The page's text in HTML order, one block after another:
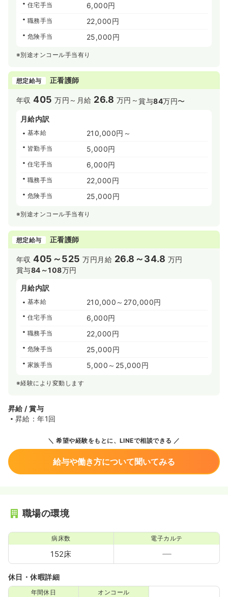
住宅手当 6,000円
職務手当 22,000円
危険手当 25,000円
※別途オンコール手当有り
想定給与 正看護師
年収405 万円～ 月給 26.8 万円～賞与84万円〜
月給内訳
基本給 210,000円～
皆勤手当 5,000円
住宅手当 6,000円
職務手当 22,000円
危険手当 25,000円
※別途オンコール手当有り
想定給与 正看護師
年収405～525 万円 月給 26.8～34.8 万円
賞与84～108万円
月給内訳
基本給 210,000～270,000円
住宅手当 6,000円
職務手当 22,000円
危険手当 25,000円
家族手当 5,000～25,000円
※経験により変動します
昇給 / 賞与
昇給：年1回
希望や経験をもとに、LINEで相談できる
給与や働き方について聞いてみる
職場の環境
病床数
152床
電子カルテ
休日・休暇詳細
年間休日 オンコール